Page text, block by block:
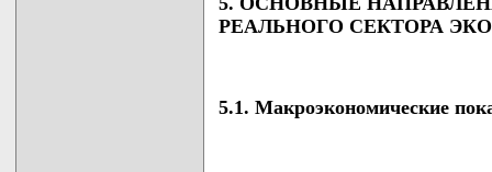
РЕАЛЬНОГО СЕКТОРА
5.1. Макроэкономические